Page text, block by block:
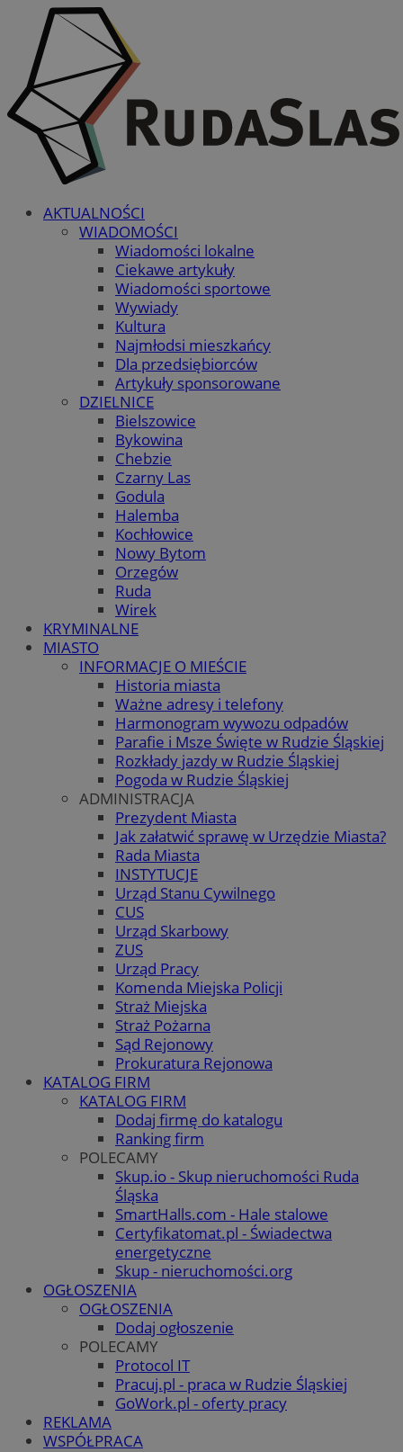
AKTUALNOŚCI
WIADOMOŚCI
Wiadomości lokalne
Ciekawe artykuły
Wiadomości sportowe
Wywiady
Kultura
Najmłodsi mieszkańcy
Dla przedsiębiorców
Artykuły sponsorowane
DZIELNICE
Bielszowice
Bykowina
Chebzie
Czarny Las
Godula
Halemba
Kochłowice
Nowy Bytom
Orzegów
Ruda
Wirek
KRYMINALNE
MIASTO
INFORMACJE O MIEŚCIE
Historia miasta
Ważne adresy i telefony
Harmonogram wywozu odpadów
Parafie i Msze Święte w Rudzie Śląskiej
Rozkłady jazdy w Rudzie Śląskiej
Pogoda w Rudzie Śląskiej
ADMINISTRACJA
Prezydent Miasta
Jak załatwić sprawę w Urzędzie Miasta?
Rada Miasta
INSTYTUCJE
Urząd Stanu Cywilnego
CUS
Urząd Skarbowy
ZUS
Urząd Pracy
Komenda Miejska Policji
Straż Miejska
Straż Pożarna
Sąd Rejonowy
Prokuratura Rejonowa
KATALOG FIRM
KATALOG FIRM
Dodaj firmę do katalogu
Ranking firm
POLECAMY
Skup.io - Skup nieruchomości Ruda
Śląska
SmartHalls.com - Hale stalowe
Certyfikatomat.pl - Świadectwa
energetyczne
Skup - nieruchomości.org
OGŁOSZENIA
OGŁOSZENIA
Dodaj ogłoszenie
POLECAMY
Protocol IT
Pracuj.pl - praca w Rudzie Śląskiej
GoWork.pl - oferty pracy
REKLAMA
WSPÓŁPRACA